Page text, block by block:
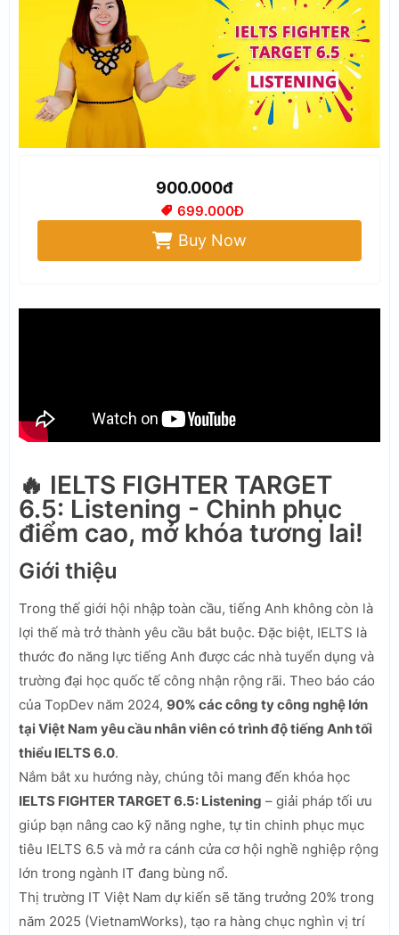
900.000đ
699.000Đ
Buy Now
🔥 IELTS FIGHTER TARGET
6.5: Listening - Chinh phục
điểm cao, mở khóa tương lai!
Giới thiệu
Trong thế giới hội nhập toàn cầu, tiếng Anh không còn là
lợi thế mà trở thành yêu cầu bắt buộc. Đặc biệt, IELTS là
thước đo năng lực tiếng Anh được các nhà tuyển dụng và
trường đại học quốc tế công nhận rộng rãi. Theo báo cáo
của TopDev năm 2024, 90% các công ty công nghệ lớn
tại Việt Nam yêu cầu nhân viên có trình độ tiếng Anh tối
thiểu IELTS 6.0.
Nắm bắt xu hướng này, chúng tôi mang đến khóa học
IELTS FIGHTER TARGET 6.5: Listening – giải pháp tối ưu
giúp bạn nâng cao kỹ năng nghe, tự tin chinh phục mục
tiêu IELTS 6.5 và mở ra cánh cửa cơ hội nghề nghiệp rộng
lớn trong ngành IT đang bùng nổ.
Thị trường IT Việt Nam dự kiến sẽ tăng trưởng 20% trong
năm 2025 (VietnamWorks), tạo ra hàng chục nghìn vị trí